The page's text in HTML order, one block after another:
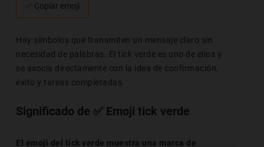
Copiar emoji
Hay símbolos que transmiten un mensaje claro sin
necesidad de palabras. El tick verde es uno de ellos y
se asocia directamente con la idea de confirmación,
éxito y tareas completadas.
Significado de ✅ Emoji tick verde
El emoji del tick verde muestra una marca de